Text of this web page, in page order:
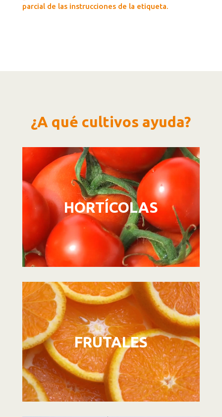
parcial de las instrucciones de la etiqueta.
¿A qué cultivos ayuda?
Reproductor
de
vídeo
HORTÍCOLAS
Reproductor
de
vídeo
FRUTALES